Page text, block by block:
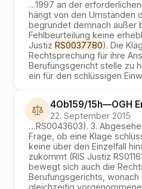
…1997 an der
hängt von den Umständen
begründet demnach außer
Fehlbeurteilung keine
Justiz RS0037780). Die
Rechtsprechung für ihre
Berufungsgericht stelle zu
ein für den schlüssigen
4Ob159/15h—OGH
22. September 2015
…RS0043603). 3.
Frage, ob eine Klage
keine über den Einzelfall
zukommt (RIS Justiz
bewegt sich auch die
Berufungsgerichts, wonach
gleichzeitig